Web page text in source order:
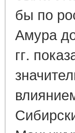
бы по
Амура
гг.